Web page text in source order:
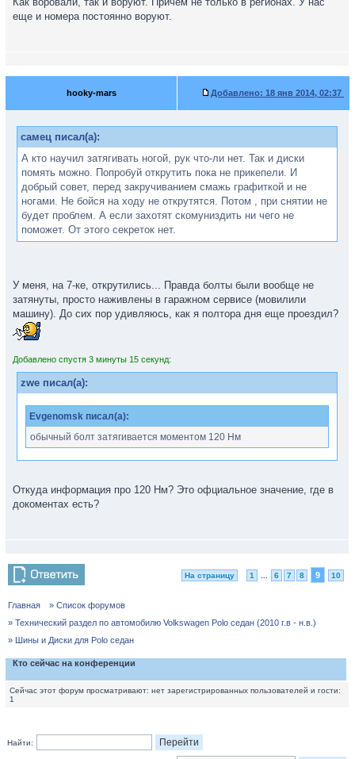
еще и номера постоянно воруют.
hooky-mars Добавлено: 18 янв 2014, 02:37
самец писал(а):
А кто научил затягивать ногой, рук что-ли нет. Так и диски
помять можно. Попробуй открутить пока не прикепели. И
добрый совет, перед закручиванием смажь графиткой и не
ногами. Не бойся на ходу не открутятся. Потом , при снятии не
будет проблем. А если захотят скомуниздить ни чего не
поможет. От этого секреток нет.
У меня, на 7-ке, открутились... Правда болты были вообще не
затянуты, просто наживлены в гаражном сервисе (мовилили
машину). До сих пор удивляюсь, как я полтора дня еще проездил?
Добавлено спустя 3 минуты 15 секунд:
zwe писал(а):
Evgenomsk писал(а):
обычный болт затягивается моментом 120 Нм
Откуда информация про 120 Нм? Это офциальное значение, где в
докоментах есть?
На страницу 1 6 7 8 9 10
Главная
» Список форумов
» Технический раздел по автомобилю Volkswagen Polo седан (2010 г.в - н.в.)
» Шины и Диски для Polo седан
Кто сейчас на конференции
Сейчас этот форум просматривают: нет зарегистрированных пользователей и гости:
1
Найти: